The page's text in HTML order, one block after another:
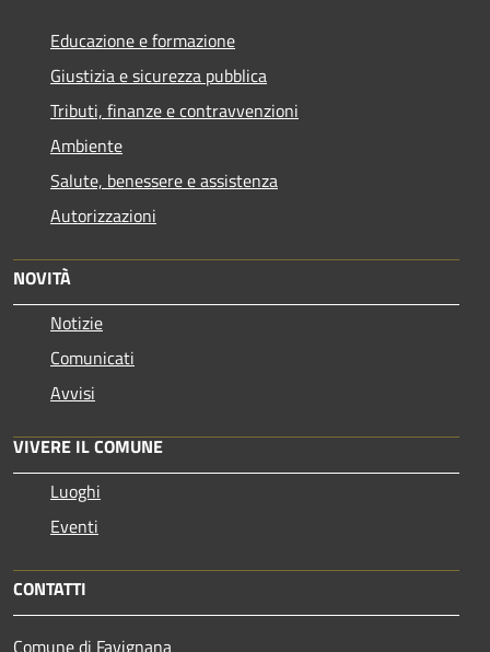
Educazione e formazione
Giustizia e sicurezza pubblica
Tributi, finanze e contravvenzioni
Ambiente
Salute, benessere e assistenza
Autorizzazioni
NOVITÀ
Notizie
Comunicati
Avvisi
VIVERE IL COMUNE
Luoghi
Eventi
CONTATTI
Comune di Favignana